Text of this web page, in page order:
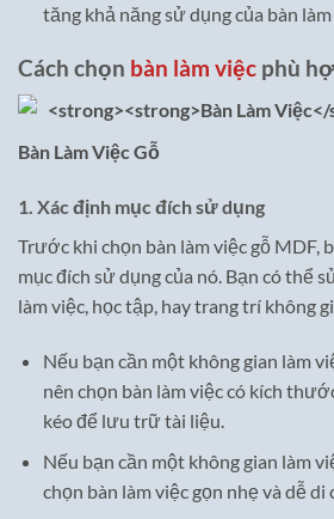
tăng khả năng sử dụng của bàn
Cách chọn bàn làm việc phù
Bàn Làm ViệcGỗ
1. Xác định mục đích sử dụng
Trước khi chọn bàn làm việc gỗ MDF,
mục đích sử dụng của nó. Bạn có thể
làm việc, học tập, hay trang trí không
Nếu bạn cần một không gian làm
nên chọn bàn làm việc có kích
kéo để lưu trữ tài liệu.
Nếu bạn cần một không gian làm
chọn bàn làm việc gọn nhẹ và dễ di